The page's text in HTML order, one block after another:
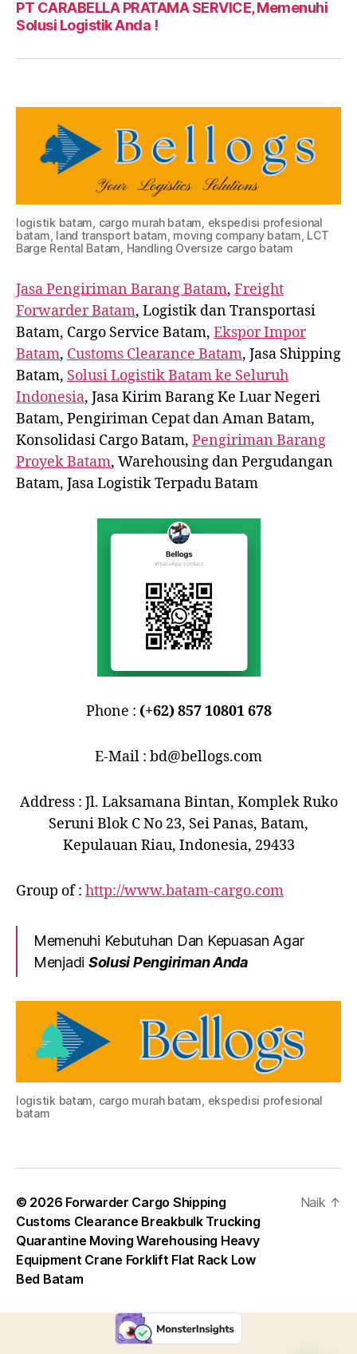
PT CARABELLA PRATAMA SERVICE, Memenuhi
Solusi Logistik Anda !
logistik batam, cargo murah batam, ekspedisi profesional
batam, land transport batam, moving company batam, LCT
Barge Rental Batam, Handling Oversize cargo batam
Jasa Pengiriman Barang Batam, Freight
Forwarder Batam, Logistik dan Transportasi
Batam, Cargo Service Batam, Ekspor Impor
Batam, Customs Clearance Batam, Jasa Shipping
Batam, Solusi Logistik Batam ke Seluruh
Indonesia, Jasa Kirim Barang Ke Luar Negeri
Batam, Pengiriman Cepat dan Aman Batam,
Konsolidasi Cargo Batam, Pengiriman Barang
Proyek Batam, Warehousing dan Pergudangan
Batam, Jasa Logistik Terpadu Batam
Phone : (+62) 857 10801 678
E-Mail : bd@bellogs.com
Address : Jl. Laksamana Bintan, Komplek Ruko
Seruni Blok C No 23, Sei Panas, Batam,
Kepulauan Riau, Indonesia, 29433
Group of : http://www.batam-cargo.com
Memenuhi Kebutuhan Dan Kepuasan Agar
Menjadi Solusi Pengiriman Anda
logistik batam, cargo murah batam, ekspedisi profesional
batam
© 2026 Forwarder Cargo Shipping
Customs Clearance Breakbulk Trucking
Quarantine Moving Warehousing Heavy
Equipment Crane Forklift Flat Rack Low
Bed Batam
Naik ↑